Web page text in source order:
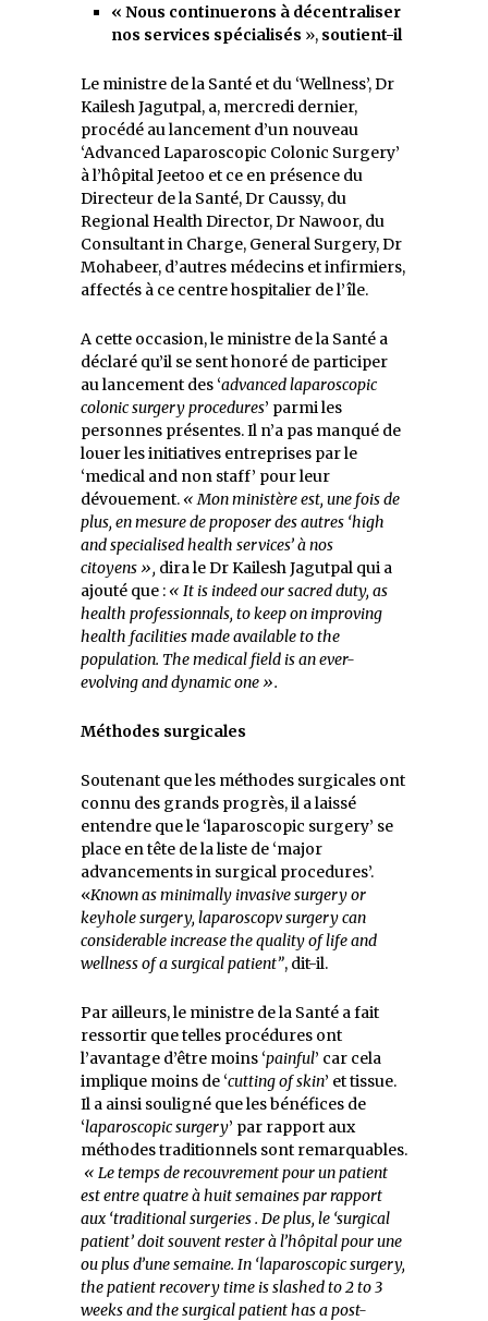
« Nous continuerons à décentraliser
nos services spécialisés », soutient-il
Le ministre de la Santé et du ‘Wellness’, Dr
Kailesh Jagutpal, a, mercredi dernier,
procédé au lancement d’un nouveau
‘Advanced Laparoscopic Colonic Surgery’
à l’hôpital Jeetoo et ce en présence du
Directeur de la Santé, Dr Caussy, du
Regional Health Director, Dr Nawoor, du
Consultant in Charge, General Surgery, Dr
Mohabeer, d’autres médecins et infirmiers,
affectés à ce centre hospitalier de l’île.
A cette occasion, le ministre de la Santé a
déclaré qu’il se sent honoré de participer
au lancement des ‘advanced laparoscopic
colonic surgery procedures’ parmi les
personnes présentes. Il n’a pas manqué de
louer les initiatives entreprises par le
‘medical and non staff’ pour leur
dévouement. « Mon ministère est, une fois de
plus, en mesure de proposer des autres ‘high
and specialised health services’ à nos
citoyens », dira le Dr Kailesh Jagutpal qui a
ajouté que : « It is indeed our sacred duty, as
health professionnals, to keep on improving
health facilities made available to the
population. The medical field is an ever-
evolving and dynamic one ».
Méthodes surgicales
Soutenant que les méthodes surgicales ont
connu des grands progrès, il a laissé
entendre que le ‘laparoscopic surgery’ se
place en tête de la liste de ‘major
advancements in surgical procedures’.
«Known as minimally invasive surgery or
keyhole surgery, laparoscopv surgery can
considerable increase the quality of life and
wellness of a surgical patient”, dit-il.
Par ailleurs, le ministre de la Santé a fait
ressortir que telles procédures ont
l’avantage d’être moins ‘painful’ car cela
implique moins de ‘cuttingofskin’ et tissue.
Il a ainsi souligné que les bénéfices de
‘laparoscopic surgery’ par rapport aux
méthodes traditionnels sont remarquables.
« Le temps de recouvrement pour un patient
est entre quatre à huit semaines par rapport
aux ‘traditional surgeries . De plus, le ‘surgical
patient’ doit souvent rester à l’hôpital pour une
ou plus d’une semaine. In ‘laparoscopic surgery,
the patient recovery time is slashed to 2 to 3
weeks and the surgical patient has a post-